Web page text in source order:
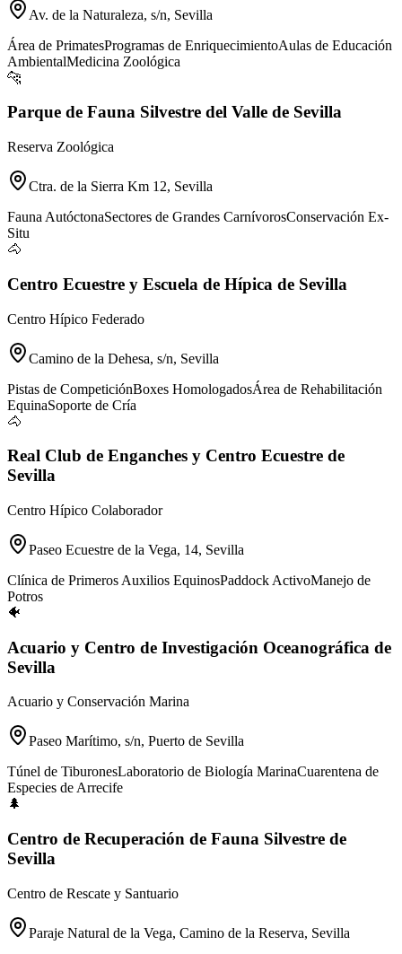
Av. de la Naturaleza, s/n, Sevilla
Área de PrimatesProgramas de EnriquecimientoAulas de Educación
AmbientalMedicina Zoológica
🐆
Parque de Fauna Silvestre del Valle de Sevilla
Reserva Zoológica
Ctra. de la Sierra Km 12, Sevilla
Fauna AutóctonaSectores de Grandes CarnívorosConservación Ex-
Situ
🐴
Centro Ecuestre y Escuela de Hípica de Sevilla
Centro Hípico Federado
Camino de la Dehesa, s/n, Sevilla
Pistas de CompeticiónBoxes HomologadosÁrea de Rehabilitación
EquinaSoporte de Cría
🐴
Real Club de Enganches y Centro Ecuestre de
Sevilla
Centro Hípico Colaborador
Paseo Ecuestre de la Vega, 14, Sevilla
Clínica de Primeros Auxilios EquinosPaddock ActivoManejo de
Potros
🐠
Acuario y Centro de Investigación Oceanográfica de
Sevilla
Acuario y Conservación Marina
Paseo Marítimo, s/n, Puerto de Sevilla
Túnel de TiburonesLaboratorio de Biología MarinaCuarentena de
Especies de Arrecife
🌲
Centro de Recuperación de Fauna Silvestre de
Sevilla
Centro de Rescate y Santuario
Paraje Natural de la Vega, Camino de la Reserva, Sevilla